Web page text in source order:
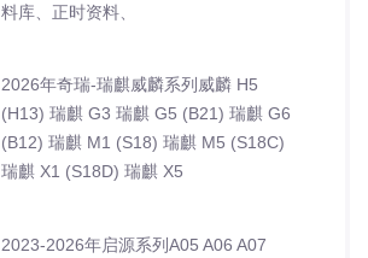
料库、正时资料、
2026年奇瑞-瑞麒威麟系列威麟 H5
(H13) 瑞麒 G3 瑞麒 G5 (B21) 瑞麒 G6
(B12) 瑞麒 M1 (S18) 瑞麒 M5 (S18C)
瑞麒 X1 (S18D) 瑞麒 X5
2023-2026年启源系列A05 A06 A07